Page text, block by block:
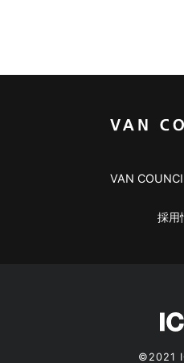
VAN
採用
©2021